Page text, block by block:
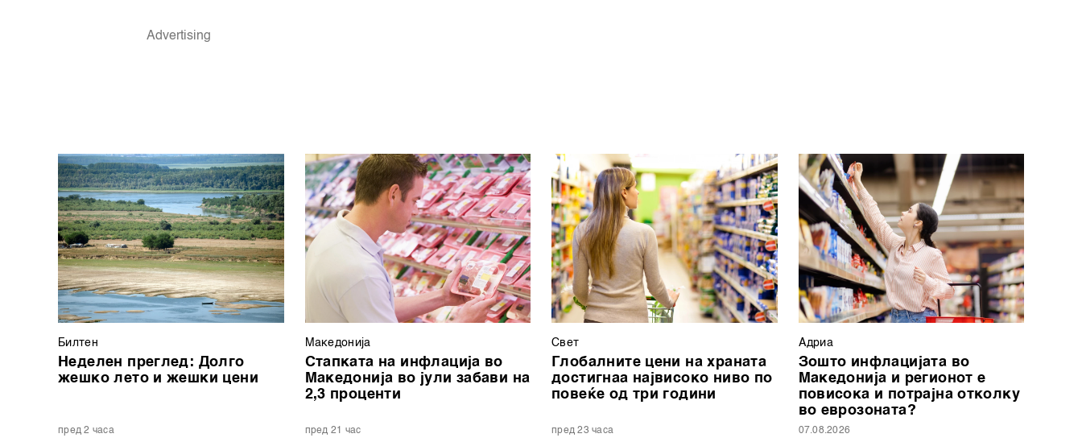
Билтен
Неделен преглед: Долго
жешко лето и жешки цени
пред 2 часа
Македонија
Стапката на инфлација во
Македонија во јули забави на
2,3 проценти
пред 21 час
Свет
Глобалните цени на храната
достигнаа највисоко ниво по
повеќе од три години
пред 23 часа
Адриа
Зошто инфлацијата во
Македонија и регионот е
повисока и потрајна отколку
во еврозоната?
07.08.2026